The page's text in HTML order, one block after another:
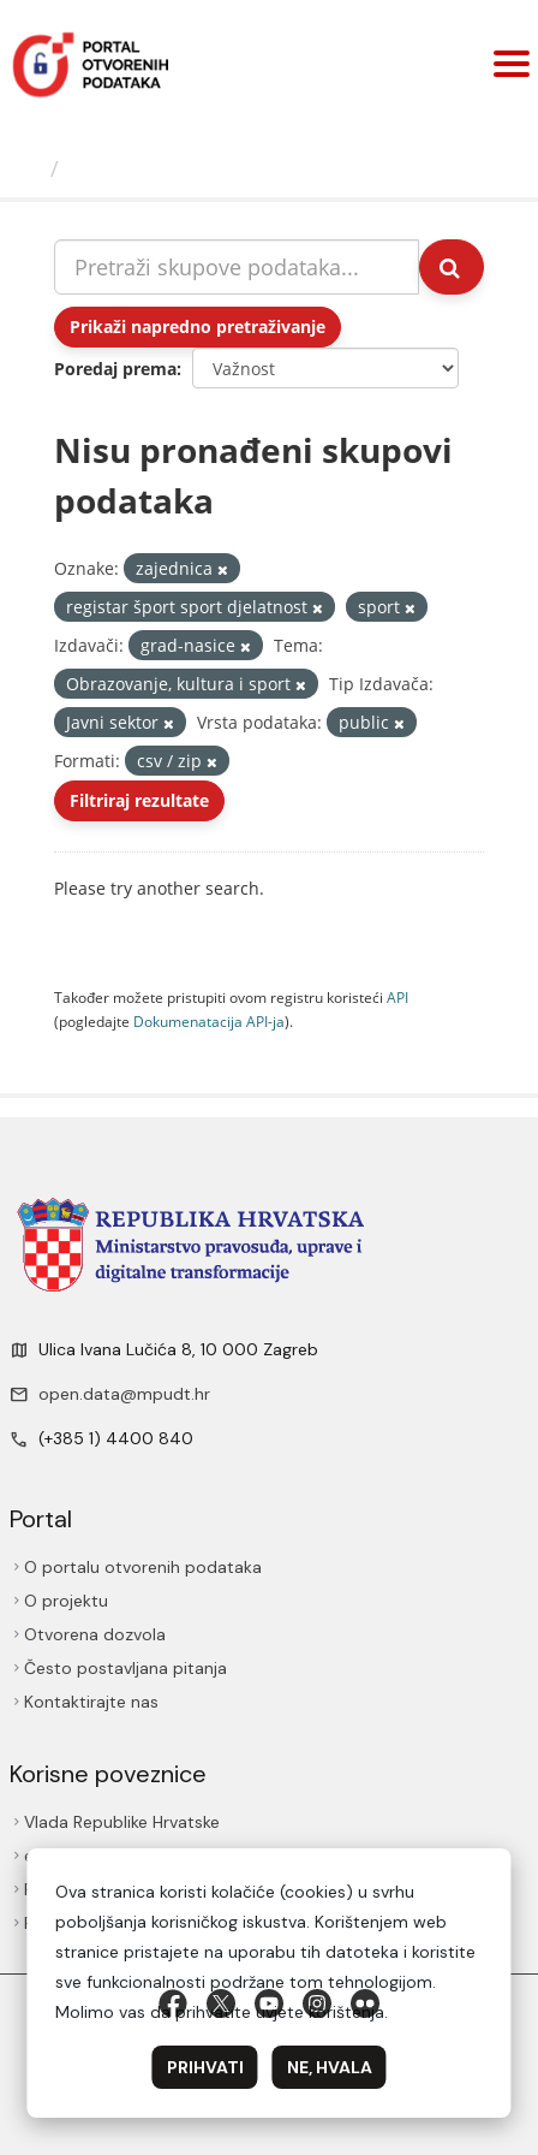
sadržaj
Prikaži napredno pretraživanje
Poredaj prema
Nisu pronađeni skupovi
podataka
Oznake:
zajednica
registar šport sport djelatnost
sport
Izdavači:
grad-nasice
Tema:
Obrazovanje, kultura i sport
Tip Izdavača:
Javni sektor
Vrsta podataka:
public
Formati:
csv / zip
Filtriraj rezultate
Please try another search.
Također možete pristupiti ovom registru koristeći API
(pogledajte Dokumenаtаcijа API-jа).